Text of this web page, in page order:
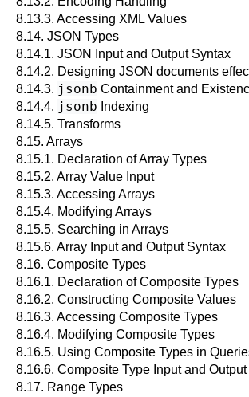
8.13.3. Accessing XML Values
8.14. JSON Types
8.14.1. JSON Input and Output Syntax
8.14.2. Designing JSON documents
8.14.3. jsonb Containment and
8.14.4. jsonb Indexing
8.14.5. Transforms
8.15. Arrays
8.15.1. Declaration of Array Types
8.15.2. Array Value Input
8.15.3. Accessing Arrays
8.15.4. Modifying Arrays
8.15.5. Searching in Arrays
8.15.6. Array Input and Output Syntax
8.16. Composite Types
8.16.1. Declaration of Composite Types
8.16.2. Constructing Composite Values
8.16.3. Accessing Composite Types
8.16.4. Modifying Composite Types
8.16.5. Using Composite Types in
8.16.6. Composite Type Input and
8.17. Range Types